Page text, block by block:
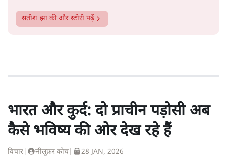
सतीश झा की और स्टोरी पढ़ें
भारत और कुर्द: दो प्राचीन पड़ोसी अब
कैसे भविष्य की ओर देख रहे हैं
विचार नीलूफ़र कोच 28 JAN, 2026